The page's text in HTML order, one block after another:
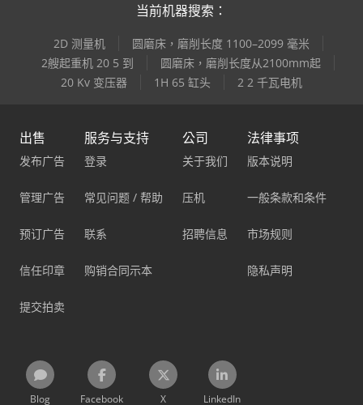
当前机器搜索：
2D 测量机
圆磨床，磨削长度 1100–2099 毫米
2艘起重机 20 5 到
圆磨床，磨削长度从2100mm起
20 Kv 变压器
1H 65 缸头 2 2 千瓦电机
出售
发布广告
管理广告
预订广告
信任印章
提交拍卖
服务与支持
登录
常见问题 / 帮助
联系
购销合同示本
公司
关于我们
压机
招聘信息
法律事项
版本说明
一般条款和条件
市场规则
隐私声明
Blog Facebook X LinkedIn